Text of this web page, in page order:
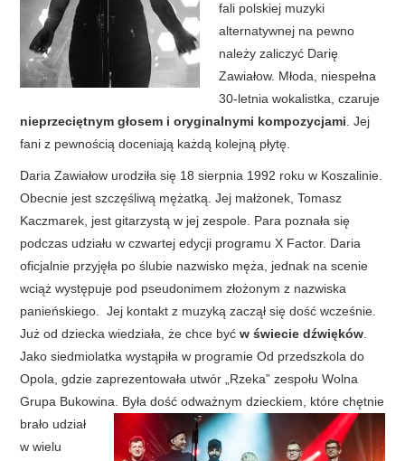
fali polskiej muzyki
alternatywnej na pewno
należy zaliczyć Darię
Zawiałow. Młoda, niespełna
30-letnia wokalistka, czaruje
nieprzeciętnym głosem i oryginalnymi kompozycjami . Jej
fani z pewnością doceniają każdą kolejną płytę.
Daria Zawiałow urodziła się 18 sierpnia 1992 roku w Koszalinie.
Obecnie jest szczęśliwą mężatką. Jej małżonek, Tomasz
Kaczmarek, jest gitarzystą w jej zespole. Para poznała się
podczas udziału w czwartej edycji programu X Factor. Daria
oficjalnie przyjęła po ślubie nazwisko męża, jednak na scenie
wciąż występuje pod pseudonimem złożonym z nazwiska
panieńskiego. Jej kontakt z muzyką zaczął się dość wcześnie.
Już od dziecka wiedziała, że chce byćw świecie dźwięków
Jako siedmiolatka wystąpiła w programie Od przedszkola do
Opola, gdzie zaprezentowała utwór „Rzeka” zespołu Wolna
Grupa Bukowina. Była dość odważnym dzieckiem, które chętnie
brało udział
w wielu